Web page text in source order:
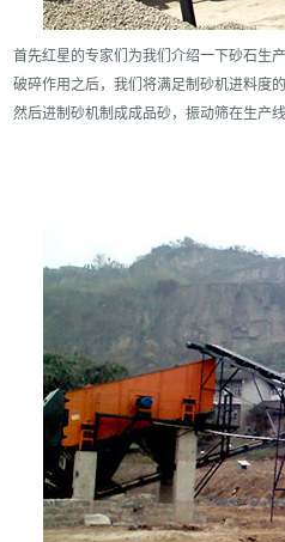
首先红星的专家们为我们介绍一下砂石生
破碎作用之后，我们将满足制砂机进料度
然后进制砂机制成成品砂，振动筛在生产